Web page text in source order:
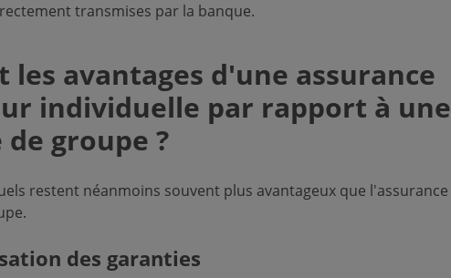
transmises par la banque.
les avantages d'une assurance
individuelle par rapport à une
groupe ?
restent néanmoins souvent plus avantageux que l'assurance
des garanties